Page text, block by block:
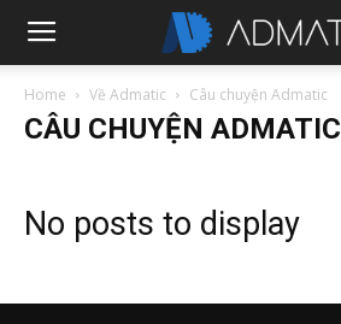
Home Về Admatic Câu chuyện Admatic
CÂU CHUYỆN ADMATIC
No posts to display